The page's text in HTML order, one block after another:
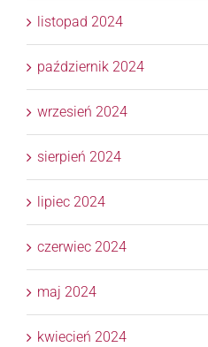
listopad 2024
październik 2024
wrzesień 2024
sierpień 2024
lipiec 2024
czerwiec 2024
maj 2024
kwiecień 2024